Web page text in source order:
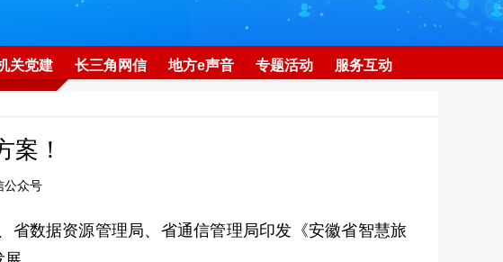
关党建 长三角网信 地方e声音 专题活动 服务互动
案！
公众号
省数据资源管理局、省通信管理局印发《安徽省智慧旅